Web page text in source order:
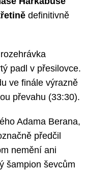
definitivně
padl v přesilovce.
ve finále výrazně
převahu (33:30).
Adama Berana,
předčil
nemění ani
šampion ševcům